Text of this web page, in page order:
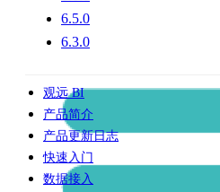
6.5.0
6.3.0
观远 BI
产品简介
产品更新日志
快速入门
数据接入